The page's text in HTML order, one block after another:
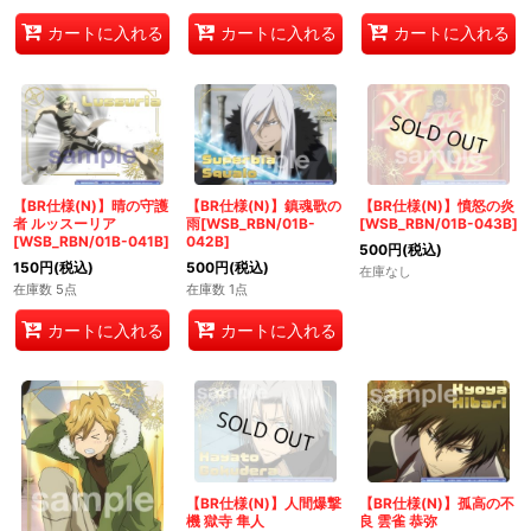
カートに入れる カートに入れる カートに入れる
【BR仕様(N)】晴の守護
者 ルッスーリア
[WSB_RBN/01B-041B]
150円(税込)
在庫数 5点
カートに入れる
【BR仕様(N)】鎮魂歌の
雨[WSB_RBN/01B-
042B]
500円(税込)
在庫数 1点
カートに入れる
【BR仕様(N)】憤怒の炎
[WSB_RBN/01B-043B]
500円(税込)
在庫なし
【BR仕様(N)】人間爆撃
機 獄寺 隼人
【BR仕様(N)】孤高の不
良 雲雀 恭弥